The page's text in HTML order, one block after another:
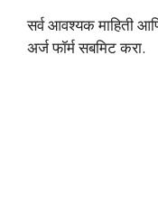
सर्व आवश्यक माहिती
अर्ज फॉर्म सबमिट करा.